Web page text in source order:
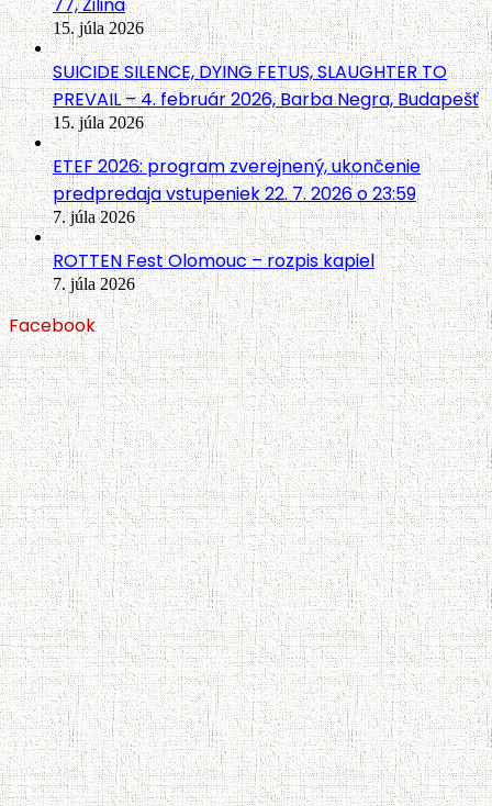
15. júla 2026
SUICIDE SILENCE, DYING FETUS, SLAUGHTER TO
PREVAIL – 4. február 2026, Barba Negra, Budapešť
15. júla 2026
ETEF 2026: program zverejnený, ukončenie
predpredaja vstupeniek 22. 7. 2026 o 23:59
7. júla 2026
ROTTEN Fest Olomouc – rozpis kapiel
7. júla 2026
Facebook